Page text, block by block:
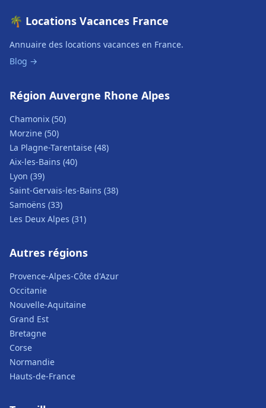
🌴 Locations Vacances France
Annuaire des locations vacances en France.
Blog →
Région Auvergne Rhone Alpes
Chamonix (50)
Morzine (50)
La Plagne-Tarentaise (48)
Aix-les-Bains (40)
Lyon (39)
Saint-Gervais-les-Bains (38)
Samoëns (33)
Les Deux Alpes (31)
Autres régions
Provence-Alpes-Côte d'Azur
Occitanie
Nouvelle-Aquitaine
Grand Est
Bretagne
Corse
Normandie
Hauts-de-France